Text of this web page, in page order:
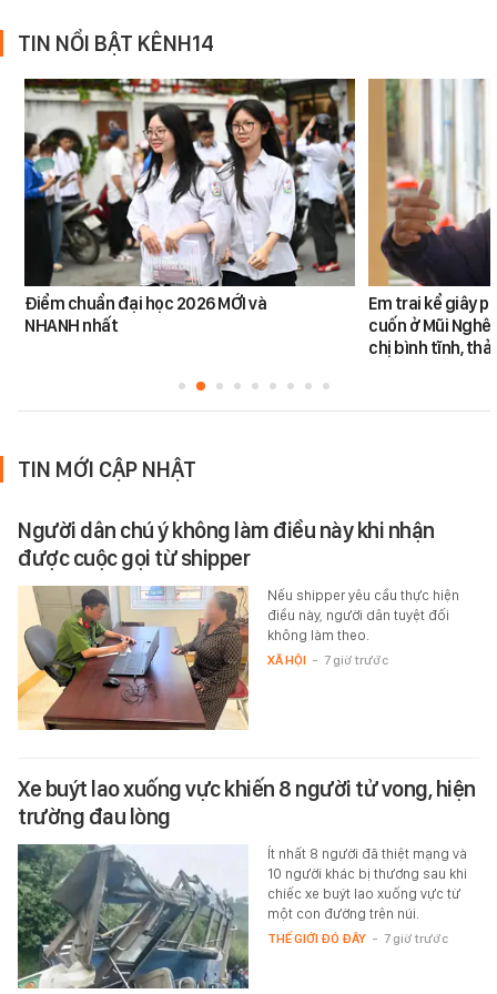
TIN NỔI BẬT KÊNH14
Điểm chuẩn đại học 2026 MỚI và
NHANH nhất
Em trai kể giây
cuốn ở Mũi
chị bình tĩnh,
TIN MỚI CẬP NHẬT
Người dân chú ý không làm điều này khi nhận
được cuộc gọi từ shipper
Nếu shipper yêu cầu thực hiện
điều này, người dân tuyệt đối
không làm theo.
XÃ HỘI - 7 giờ trước
Xe buýt lao xuống vực khiến 8 người tử vong, hiện
trường đau lòng
Ít nhất 8 người đã thiệt mạng và
10 người khác bị thương sau khi
chiếc xe buýt lao xuống vực từ
một con đường trên núi.
THẾ GIỚI ĐÓ ĐÂY - 7 giờ trước